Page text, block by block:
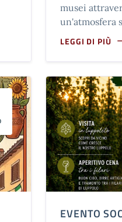
musei
un'atmosfera
LEGGI DI PIÙ
EVENTO